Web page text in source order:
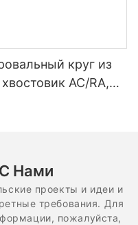
круг из
AC/RA,
Нами
проекты и идеи и
требования. Для
пожалуйста,